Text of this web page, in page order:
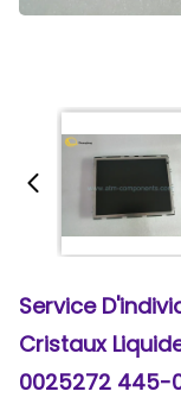
Service
Cristaux
0025272 445-